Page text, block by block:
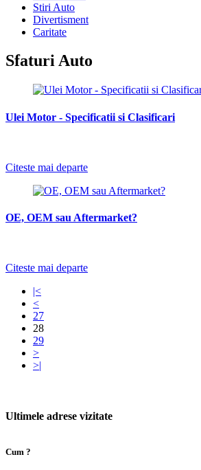
Stiri Auto
Divertisment
Caritate
Sfaturi Auto
Ulei Motor - Specificatii si Clasificari
Citeste mai departe
OE, OEM sau Aftermarket?
Citeste mai departe
|<
<
27
28
29
>
>|
Ultimele adrese vizitate
Cum ?